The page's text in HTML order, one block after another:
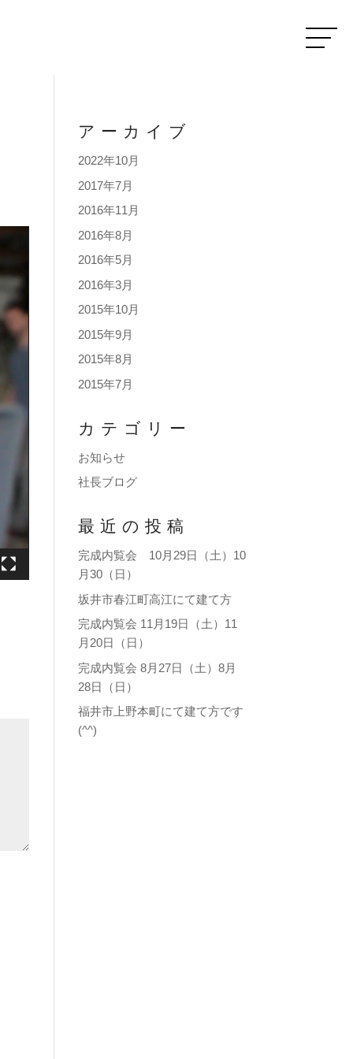
アーカイブ
2022年10月
2017年7月
2016年11月
2016年8月
2016年5月
2016年3月
2015年10月
2015年9月
2015年8月
2015年7月
カテゴリー
お知らせ
社長ブログ
最近の投稿
完成内覧会 10月29日（土）10
月30（日）
坂井市春江町高江にて建て方
完成内覧会 11月19日（土）11
月20日（日）
完成内覧会 8月27日（土）8月
28日（日）
福井市上野本町にて建て方です
(^^)